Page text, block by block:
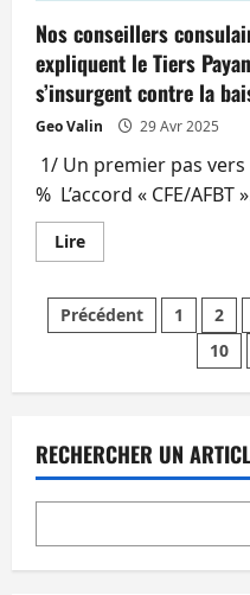
Nos conseillers
expliquent le Tiers
s’insurgent contre la
Geo Valin 29 Avr 2025
1/ Un premier pas
% L’accord « CFE/AFBT
LireEn
savoir
Nos
conseillers
consulaires
Bauchet
Payant
100
grâce
s’insurgent
Pagination
Précédent 1 2
10
RECHERCHER UN